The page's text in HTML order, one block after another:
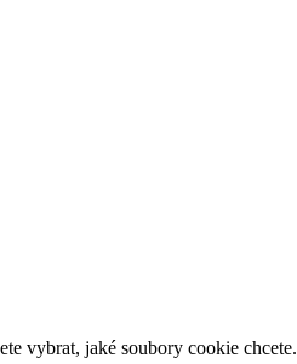
vybrat, jaké soubory cookie chcete.